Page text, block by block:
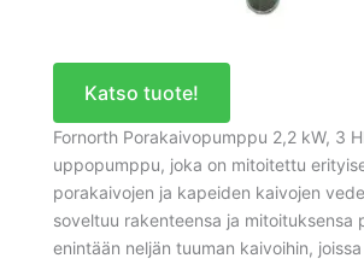
Katso tuote!
Fornorth Porakaivopumppu 2,2 kW, 3
uppopumppu, joka on mitoitettu
porakaivojen ja kapeiden kaivojen
soveltuu rakenteensa ja mitoituksensa
enintään neljän tuuman kaivoihin,